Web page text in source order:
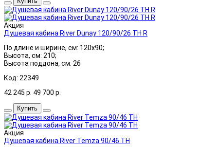
Акция
Душевая кабина River Dunay 120/90/26 ТН R
По длине и ширине, см: 120x90;
Высота, см: 210;
Высота поддона, см: 26
Код: 22349
42 245 р. 49 700 р.
Купить
Акция
Душевая кабина River Temza 90/46 ТН